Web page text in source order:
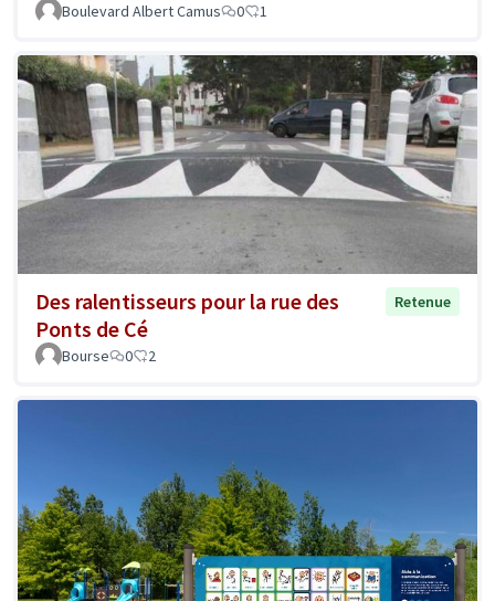
Boulevard Albert Camus 0 1
Des ralentisseurs pour la rue des
Ponts de Cé
Retenue
Bourse 0 2